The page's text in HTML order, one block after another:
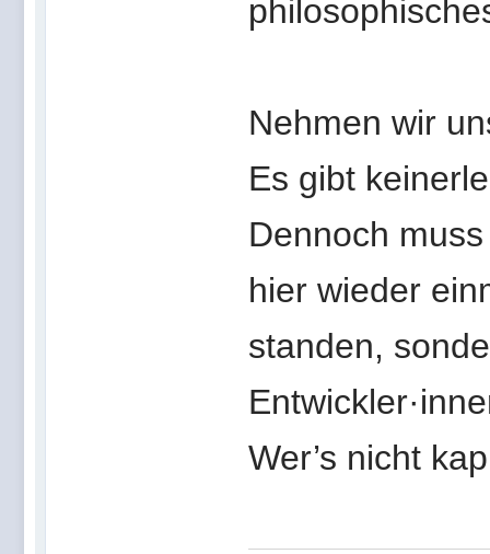
Nehmen wir
Es gibt
Dennoch
hier wieder
standen,
Wer’s nicht